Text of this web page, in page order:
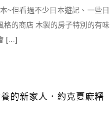
~但看過不少日本遊記、一些日
格的商店 木製的房子特別的有味
[…]
的新家人．約克夏麻糬